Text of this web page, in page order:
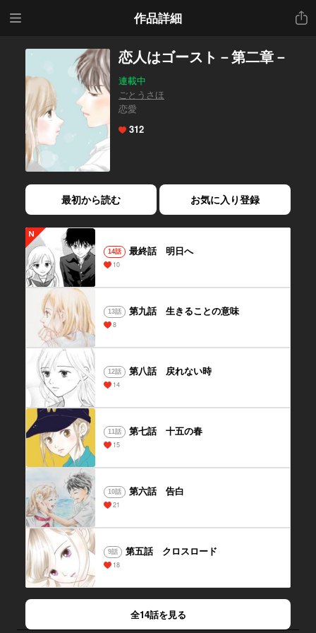
作品詳細
共有
恋人はゴースト－第二章－
連載中
ごとうさほ
恋愛
312
最初から読む お気に入り登録
14話 最終話 明日へ
10
13話 第九話 生きることの意味
8
12話 第八話 戻れない時
14
11話 第七話 十五の春
15
10話 第六話 告白
21
9話 第五話 クロスロード
18
全14話を見る